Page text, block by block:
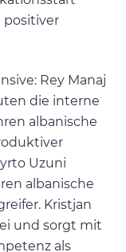
positiver
Rey Manaj
die interne
albanische
Uzuni
albanische
Kristjan
und sorgt mit
als